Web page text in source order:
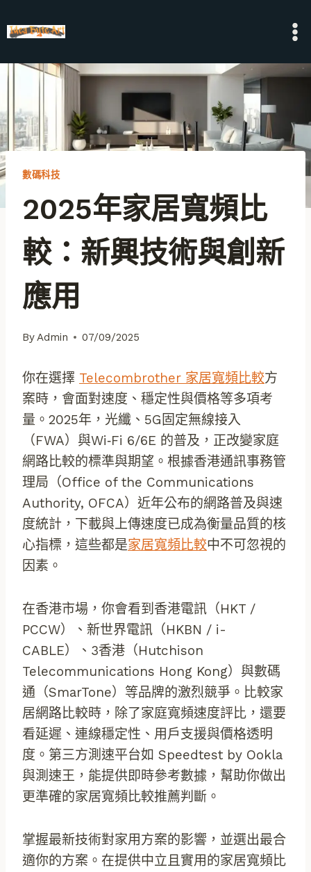
to
數碼科技
2025年家居寬頻比
較：新興技術與創新
應用
ByAdmin 07/09/2025
你在選擇 Telecombrother 家居寬頻比較方
案時，會面對速度、穩定性與價格等多項考
量。2025年，光纖、5G固定無線接入
（FWA）與Wi‑Fi 6/6E 的普及，正改變家庭
網路比較的標準與期望。根據香港通訊事務管
理局（Office of the Communications
Authority, OFCA）近年公布的網路普及與速
度統計，下載與上傳速度已成為衡量品質的核
心指標，這些都是家居寬頻比較中不可忽視的
因素。
在香港市場，你會看到香港電訊（HKT /
PCCW）、新世界電訊（HKBN / i-
CABLE）、3香港（Hutchison
Telecommunications Hong Kong）與數碼
通（SmarTone）等品牌的激烈競爭。比較家
居網路比較時，除了家庭寬頻速度評比，還要
看延遲、連線穩定性、用戶支援與價格透明
度。第三方測速平台如 Speedtest by Ookla
與測速王，能提供即時參考數據，幫助你做出
更準確的家居寬頻比較推薦判斷。
掌握最新技術對家用方案的影響，並選出最合
適你的方案。在提供中立且實用的家居寬頻比